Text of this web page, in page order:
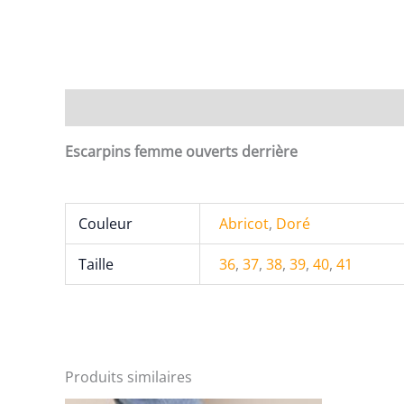
Escarpins femme ouverts derrière
Couleur Abricot, Doré
Taille 36,37,38,39,40,41
Produits similaires